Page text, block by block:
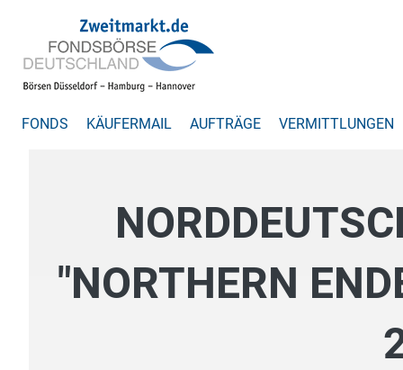
FONDS KÄUFERMAIL AUFTRÄGE VERMITTLUNGEN
"NORTHERN